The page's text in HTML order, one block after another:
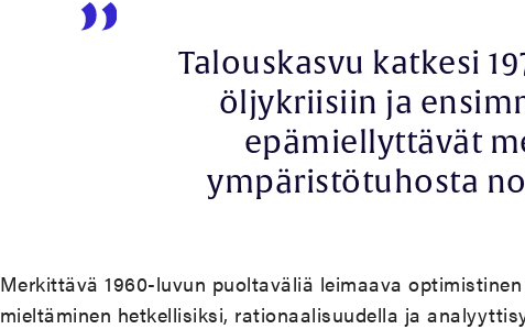
Talouskasvu katkesi
öljykriisiin ja
epämiellyttävät
ympäristötuhosta
Merkittävä 1960-luvun puoltaväliä leimaava
mieltäminen hetkellisiksi, rationaalisuudella ja